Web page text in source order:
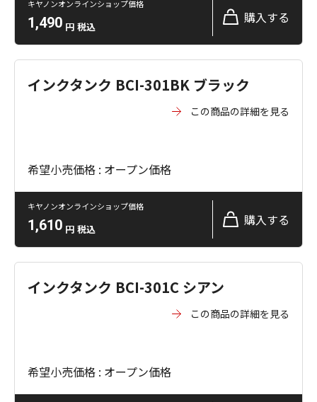
キヤノンオンラインショップ価格
1,490 円 税込
購入する
インクタンク BCI-301BK ブラック
この商品の詳細を見る
希望小売価格 : オープン価格
キヤノンオンラインショップ価格
1,610 円 税込
購入する
インクタンク BCI-301C シアン
この商品の詳細を見る
希望小売価格 : オープン価格